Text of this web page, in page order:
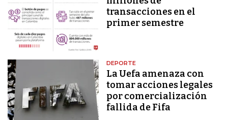
transacciones en el
primer semestre
DEPORTE
La Uefa amenaza con
tomar acciones legales
por comercialización
fallida de Fifa